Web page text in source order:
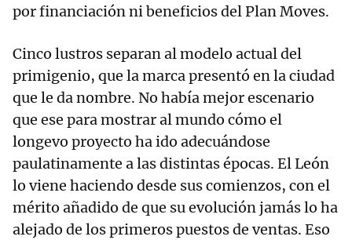
por financiación ni beneficios del Plan Moves.
Cinco lustros separan al modelo actual del
primigenio, que la marca presentó en la ciudad
que le da nombre. No había mejor escenario
que ese para mostrar al mundo cómo el
longevo proyecto ha ido adecuándose
paulatinamente a las distintas épocas. El León
lo viene haciendo desde sus comienzos, con el
mérito añadido de que su evolución jamás lo ha
alejado de los primeros puestos de ventas. Eso